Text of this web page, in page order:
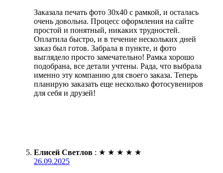
Заказала печать фото 30х40 с рамкой, и осталась
очень довольна. Процесс оформления на сайте
простой и понятный, никаких трудностей.
Оплатила быстро, и в течение нескольких дней
заказ был готов. Забрала в пункте, и фото
выглядело просто замечательно! Рамка хорошо
подобрана, все детали учтены. Рада, что выбрала
именно эту компанию для своего заказа. Теперь
планирую заказать еще несколько фотосувениров
для себя и друзей!
Елисей Светлов : ★ ★ ★ ★ ★
26.09.2025